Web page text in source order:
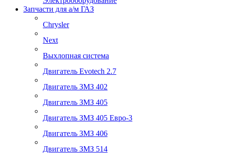
Запчасти для а/м ГАЗ
Chrysler
Next
Выхлопная система
Двигатель Evotech 2.7
Двигатель ЗМЗ 402
Двигатель ЗМЗ 405
Двигатель ЗМЗ 405 Евро-3
Двигатель ЗМЗ 406
Двигатель ЗМЗ 514